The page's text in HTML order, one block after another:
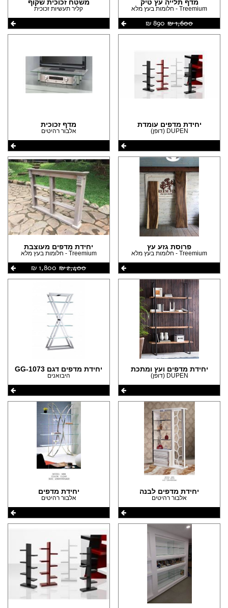
(6)
(4)
(3)
(11)
(6)
(5)
(4)
(3)
(2)
(2)
(1)
(1)
מדף תלייה עץ טיק
Treemium - חלומות בעץ מלא
1,600 ‏₪
890 ‏₪
משטח זכוכית שקוף
קליר תעשיות זכוכית
יחידת מדפים עומדת
DUPEN (דופן)
מדף זכוכית
אלבור רהיטים
פרוסת גזע עץ
Treemium - חלומות בעץ מלא
יחידת מדפים מעוצבת
Treemium - חלומות בעץ מלא
2,400 ‏₪
1,800 ‏₪
יחידת מדפים ועץ ומתכת
DUPEN (דופן)
יחידת מדפים דגם GG-1073
היבואנים
יחידת מדפים לבנה
אלבור רהיטים
יחידת מדפים
אלבור רהיטים